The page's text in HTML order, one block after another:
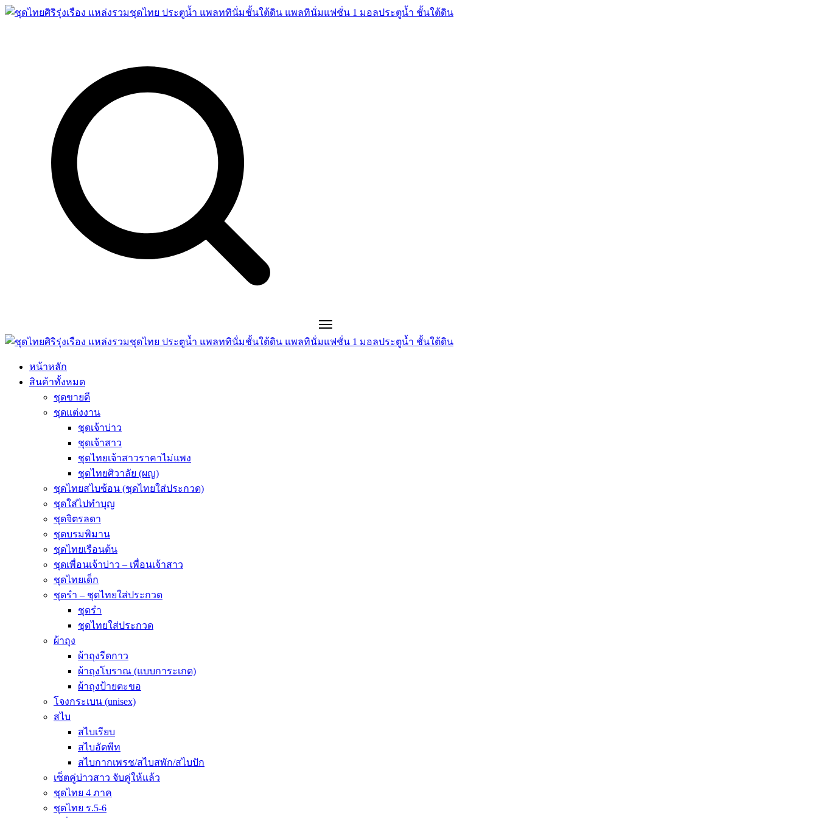
หน้าหลัก
สินค้าทั้งหมด
ชุดขายดี
ชุดแต่งงาน
ชุดเจ้าบ่าว
ชุดเจ้าสาว
ชุดไทยเจ้าสาวราคาไม่แพง
ชุดไทยศิวาลัย (ผญ)
ชุดไทยสไบซ้อน (ชุดไทยใส่ประกวด)
ชุดใส่ไปทำบุญ
ชุดจิตรลดา
ชุดบรมพิมาน
ชุดไทยเรือนต้น
ชุดเพื่อนเจ้าบ่าว – เพื่อนเจ้าสาว
ชุดไทยเด็ก
ชุดรำ – ชุดไทยใส่ประกวด
ชุดรำ
ชุดไทยใส่ประกวด
ผ้าถุง
ผ้าถุงรีดกาว
ผ้าถุงโบราณ (แบบการะเกด)
ผ้าถุงป้ายตะขอ
โจงกระเบน (unisex)
สไบ
สไบเรียบ
สไบอัดพีท
สไบกากเพรช/สไบสพัก/สไบปัก
เซ็ตคู่บ่าวสาว จับคู่ให้แล้ว
ชุดไทย 4 ภาค
ชุดไทย ร.5-6